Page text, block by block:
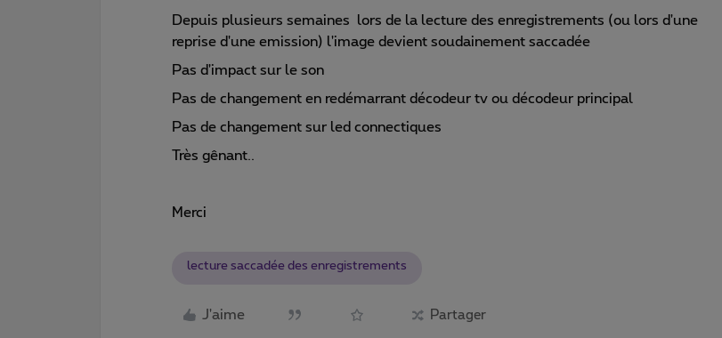
Depuis plusieurs semaines lors de la lecture des enregistrements (ou lors d'une
reprise d'une emission) l'image devient soudainement saccadée
Pas d'impact sur le son
Pas de changement en redémarrant décodeur tv ou décodeur principal
Pas de changement sur led connectiques
Très gênant..
Merci
lecture saccadée des enregistrements
J'aime Partager